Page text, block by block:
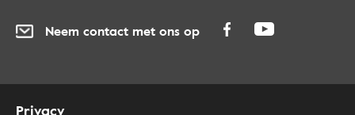
Neem contact met ons op
Privacy